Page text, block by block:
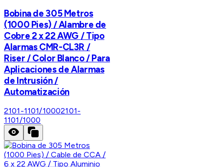
Bobina de 305 Metros
(1000 Pies) / Alambre de
Cobre 2 x 22 AWG / Tipo
Alarmas CMR-CL3R /
Riser / Color Blanco / Para
Aplicaciones de Alarmas
de Intrusión /
Automatización
2101-1101/10002101-
1101/1000